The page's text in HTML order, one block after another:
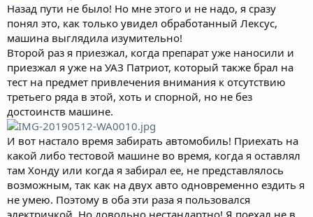
Назад пути не было! Но мне этого и не надо, я сразу
понял это, как только увидел обработанный Лексус,
машина выглядила изумительно!
Второй раз я приезжал, когда препарат уже наносили и
приезжал я уже на УАЗ Патриот, который также брал на
тест на предмет привлечения внимания к отсутствию
третьего ряда в этой, хоть и спорной, но не без
достоинств машине.
И вот настало время забирать автомобиль! Приехать на
какой либо тестовой машине во время, когда я оставлял
там Хонду или когда я забирал ее, не представлялось
возможным, так как на двух авто одновременно ездить я
не умею. Поэтому в оба эти раза я пользовался
электричкой. Но довольно нестандартно! Я поехал не в